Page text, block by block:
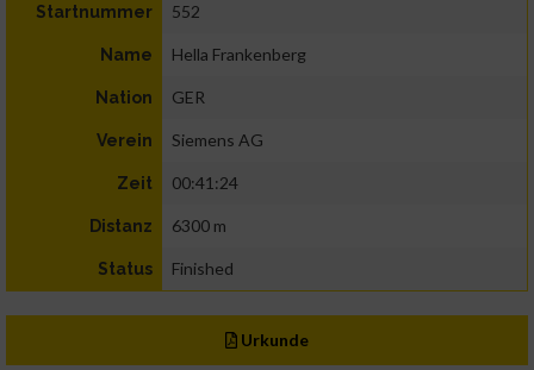
Startnummer 552
Name Hella Frankenberg
Nation GER
Verein Siemens AG
Zeit 00:41:24
Distanz 6300 m
Status Finished
Urkunde